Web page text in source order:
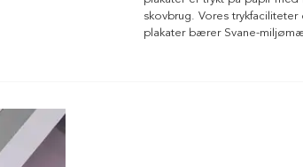
skovbrug. Vores
plakater bærer Svane-